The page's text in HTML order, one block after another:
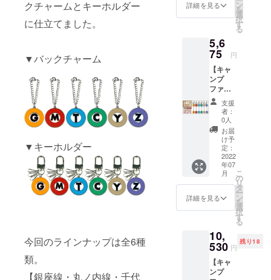
クチャームとキーホルダー
に仕立てました。
▼バックチャーム
▼キーホルダー
今回のラインナップは全6種
類。
【銀座線・丸ノ内線・千代
バック
キーホ
ルダー
タイプ
※仕様・
デザイ
ンにつ
いては
予告な
く変更
になる
場合が
ござい
ます。
※ご注文
状況・
材の供
給状
上の都
合等に
より出
荷時期
が遅れ
田線
Y→有楽
門線
【タイ
プ】
バック
チャー
ムタイ
プ／
キーホ
ルダー
タイプ
※仕様・
デザイ
ンにつ
いては
予告な
く変更
になる
※ご注文
状況・
使用部
材の供
給状
バック
チャー
ム／
ルダー
の2種各
6路線か
ら、い
ずれか3
つお選
びいた
だける
セット
です。
通常販
売価格3
セット
¥5,850(
送料・
税込)の
とこ
税込)で
ご提供
いたし
ます。
【路
詳細を見る ン
を
選
択
す
る
5,6
75 円
【キャ
ンプ
ファイ
ヤー3個
セット
特価】
数量無
制限、
本体
3％OFF
！ 東京
メトロ
バック
チャー
ム／
キーホ
の2種各
6路線か
ら、い
ずれか3
つお選
支援
者：
0人
お届
け予
定：
2022
年07
月
詳細を見る
こ
の
リ
タ
ー
ン
を
選
択
す
る
10,
530 円
残り18
【キャ
ンプ